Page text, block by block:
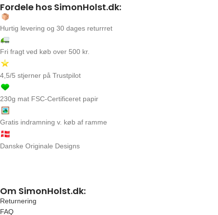
Fordele hos SimonHolst.dk:
Hurtig levering og 30 dages returrret
Fri fragt ved køb over 500 kr.
4,5/5 stjerner på Trustpilot
230g mat FSC-Certificeret papir
Gratis indramning v. køb af ramme
Danske Originale Designs
Om SimonHolst.dk:
Returnering
FAQ